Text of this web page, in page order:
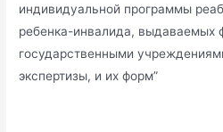
индивидуальной программы
ребенка-инвалида, выдаваемых
государственными
экспертизы, и их форм”